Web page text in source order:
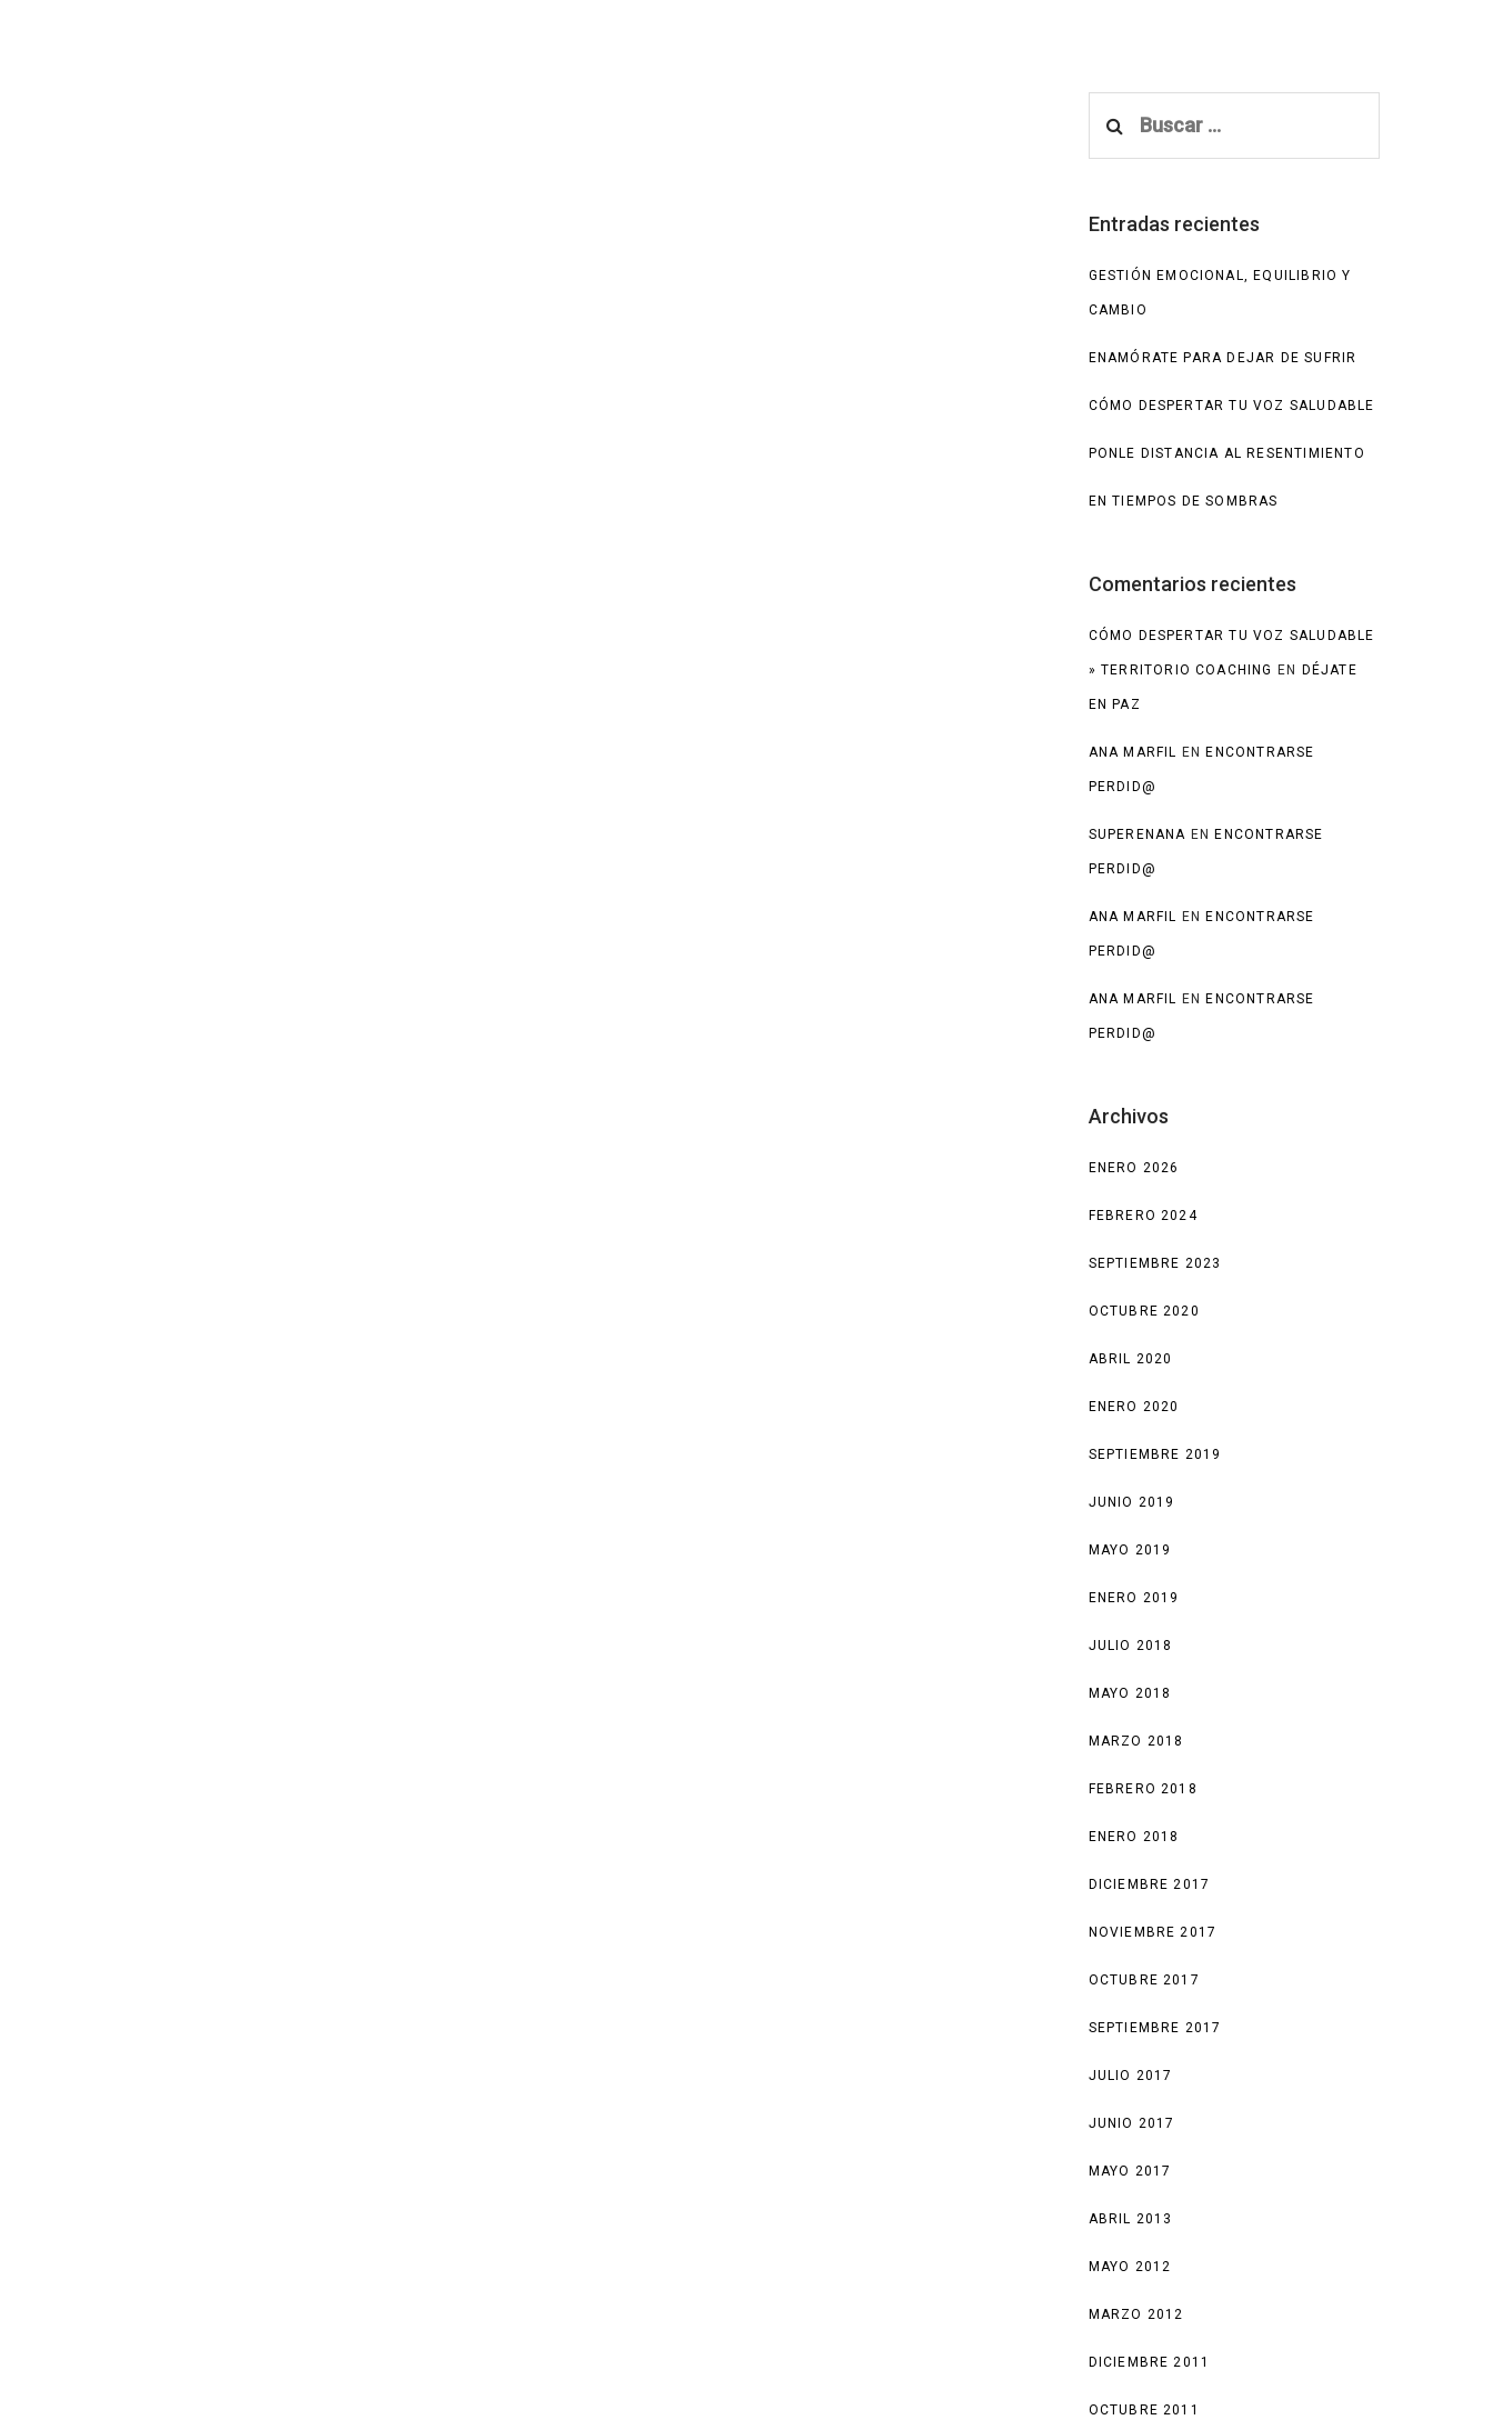
Entradas recientes
GESTIÓN EMOCIONAL, EQUILIBRIO Y
CAMBIO
ENAMÓRATE PARA DEJAR DE SUFRIR
CÓMO DESPERTAR TU VOZ SALUDABLE
PONLE DISTANCIA AL RESENTIMIENTO
EN TIEMPOS DE SOMBRAS
Comentarios recientes
CÓMO DESPERTAR TU VOZ SALUDABLE
» TERRITORIO COACHING EN DÉJATE
EN PAZ
ANA MARFIL ENENCONTRARSE
PERDID@
SUPERENANA ENENCONTRARSE
PERDID@
ANA MARFIL ENENCONTRARSE
PERDID@
ANA MARFIL ENENCONTRARSE
PERDID@
Archivos
ENERO 2026
FEBRERO 2024
SEPTIEMBRE 2023
OCTUBRE 2020
ABRIL 2020
ENERO 2020
SEPTIEMBRE 2019
JUNIO 2019
MAYO 2019
ENERO 2019
JULIO 2018
MAYO 2018
MARZO 2018
FEBRERO 2018
ENERO 2018
DICIEMBRE 2017
NOVIEMBRE 2017
OCTUBRE 2017
SEPTIEMBRE 2017
JULIO 2017
JUNIO 2017
MAYO 2017
ABRIL 2013
MAYO 2012
MARZO 2012
DICIEMBRE 2011
OCTUBRE 2011